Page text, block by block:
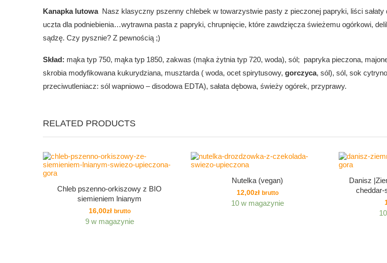
Kanapka lutowa Nasz klasyczny pszenny chlebek w towarzystwie pasty z pieczonej papryki, liści
uczta dla podniebienia…wytrawna pasta z papryki, chrupnięcie, które zawdzięcza świeżemu ogórkowi,
sądzę. Czy pysznie? Z pewnością ;)
Skład: mąka typ 750, mąka typ 1850, zakwas (mąka żytnia typ 720, woda), sól; papryka pieczona,
skrobia modyfikowana kukurydziana, musztarda ( woda, ocet spirytusowy, gorczyca, sól), sól, sok
przeciwutleniacz: sól wapniowo – disodowa EDTA), sałata dębowa, świeży ogórek, przyprawy.
RELATED PRODUCTS
Chleb pszenno-orkiszowy z BIO
siemieniem lnianym
16,00zł brutto
9 w magazynie
Nutelka (vegan)
12,00zł brutto
10 w magazynie
Danisz
cheddar-